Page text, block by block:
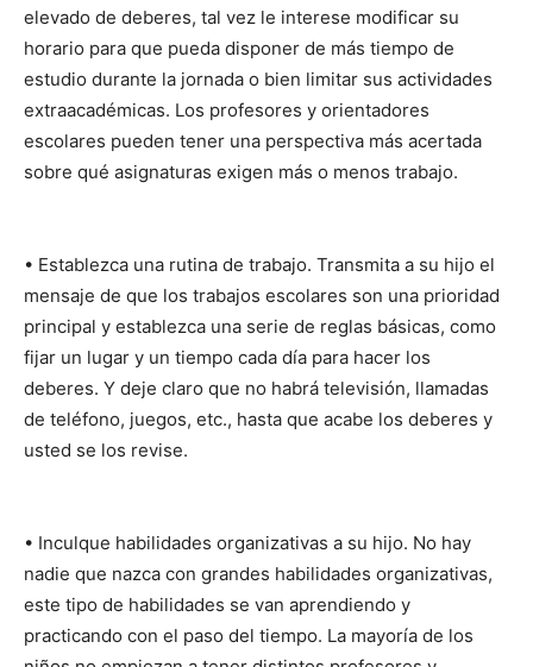
elevado de deberes, tal vez le interese modificar su
horario para que pueda disponer de más tiempo de
estudio durante la jornada o bien limitar sus actividades
extraacadémicas. Los profesores y orientadores
escolares pueden tener una perspectiva más acertada
sobre qué asignaturas exigen más o menos trabajo.
• Establezca una rutina de trabajo. Transmita a su hijo el
mensaje de que los trabajos escolares son una prioridad
principal y establezca una serie de reglas básicas, como
fijar un lugar y un tiempo cada día para hacer los
deberes. Y deje claro que no habrá televisión, llamadas
de teléfono, juegos, etc., hasta que acabe los deberes y
usted se los revise.
• Inculque habilidades organizativas a su hijo. No hay
nadie que nazca con grandes habilidades organizativas,
este tipo de habilidades se van aprendiendo y
practicando con el paso del tiempo. La mayoría de los